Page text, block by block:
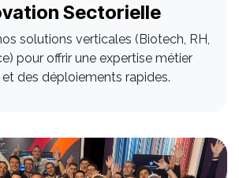
Sectorielle
solutions verticales (Biotech, RH,
pour offrir une expertise métier
des déploiements rapides.